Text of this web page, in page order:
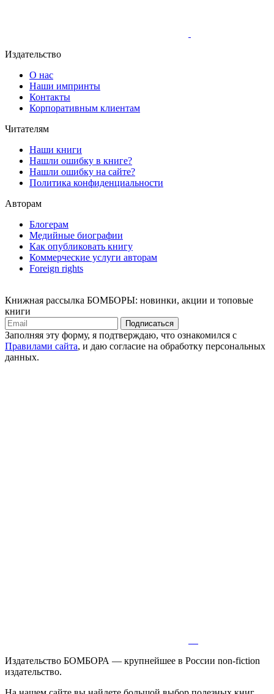
Издательство
О нас
Наши импринты
Контакты
Корпоративным клиентам
Читателям
Наши книги
Нашли ошибку в книге?
Нашли ошибку на сайте?
Политика конфиденциальности
Авторам
Блогерам
Медийные биографии
Как опубликовать книгу
Коммерческие услуги авторам
Foreign rights
Книжная рассылка БОМБОРЫ: новинки, акции и топовые
книги
Подписаться
Заполняя эту форму, я подтверждаю, что ознакомился с
Правилами сайта, и даю согласие на обработку персональных
данных.
Издательство БОМБОРА — крупнейшее в России non-fiction
издательство.